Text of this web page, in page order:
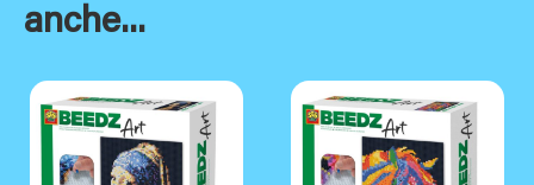
anche...